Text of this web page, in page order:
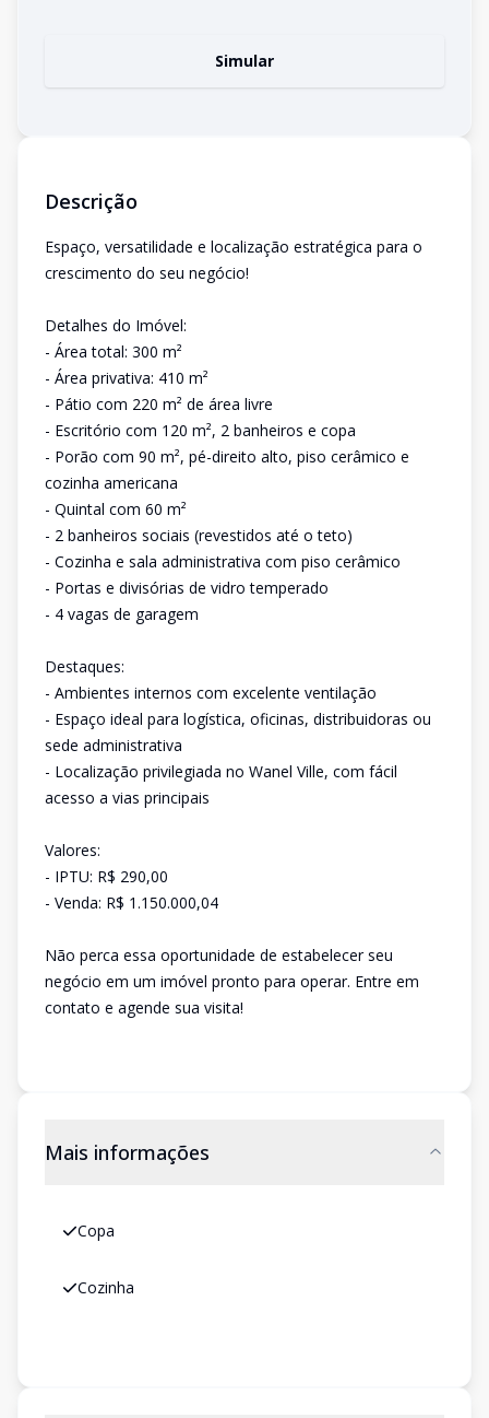
Simular
Descrição
Espaço, versatilidade e localização estratégica para o
crescimento do seu negócio!
Detalhes do Imóvel:
- Área total: 300 m²
- Área privativa: 410 m²
- Pátio com 220 m² de área livre
- Escritório com 120 m², 2 banheiros e copa
- Porão com 90 m², pé-direito alto, piso cerâmico e
cozinha americana
- Quintal com 60 m²
- 2 banheiros sociais (revestidos até o teto)
- Cozinha e sala administrativa com piso cerâmico
- Portas e divisórias de vidro temperado
- 4 vagas de garagem
Destaques:
- Ambientes internos com excelente ventilação
- Espaço ideal para logística, oficinas, distribuidoras ou
sede administrativa
- Localização privilegiada no Wanel Ville, com fácil
acesso a vias principais
Valores:
- IPTU: R$ 290,00
- Venda: R$ 1.150.000,04
Não perca essa oportunidade de estabelecer seu
negócio em um imóvel pronto para operar. Entre em
contato e agende sua visita!
Mais informações
Copa
Cozinha